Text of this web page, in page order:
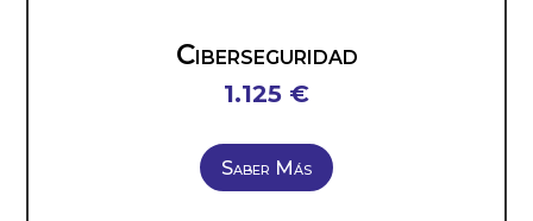
Ciberseguridad
1.125 €
Saber Más